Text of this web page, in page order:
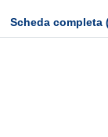
Scheda completa